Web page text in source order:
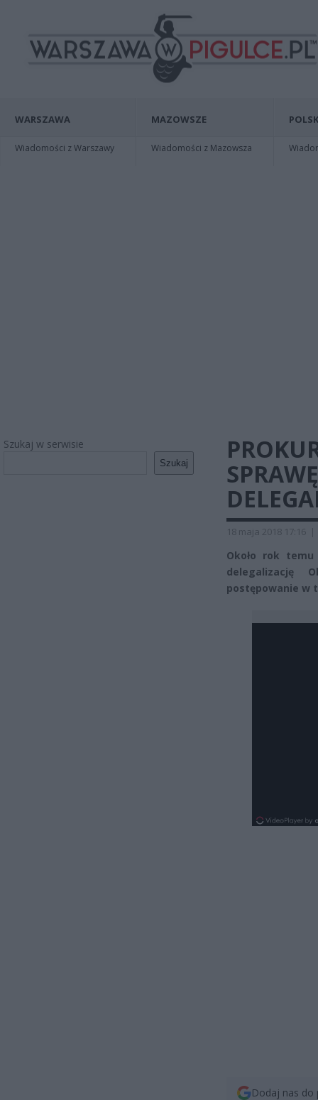
WARSZAWA
Wiadomości z Warszawy
MAZOWSZE
Wiadomości z Mazowsza
Szukaj w serwisie
Szukaj
18 maja 2018 17:16 |
Około rok temu
delegalizację
postępowanie w
Dodaj nas do